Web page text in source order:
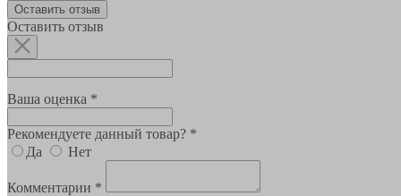
Оставить отзыв
Оставить отзыв
Ваша оценка *
Рекомендуете данный товар? *
Да
Нет
Комментарии *